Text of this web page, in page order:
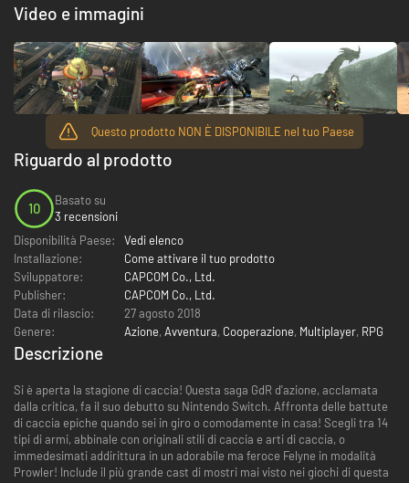
Questo prodotto NON È DISPONIBILE nel tuo Paese
Riguardo al prodotto
10
Basato su
3 recensioni
Disponibilità Paese:
Vedi elenco
Installazione:
Come attivare il tuo prodotto
Sviluppatore:
CAPCOM Co., Ltd.
Publisher:
CAPCOM Co., Ltd.
Data di rilascio:
27 agosto 2018
Genere:
Azione, Avventura, Cooperazione, Multiplayer, RPG
Video e immagini
Descrizione
Si è aperta la stagione di caccia! Questa saga GdR d'azione, acclamata
dalla critica, fa il suo debutto su Nintendo Switch. Affronta delle battute
di caccia epiche quando sei in giro o comodamente in casa! Scegli tra 14
tipi di armi, abbinale con originali stili di caccia e arti di caccia, o
immedesimati addirittura in un adorabile ma feroce Felyne in modalità
Prowler! Include il più grande cast di mostri mai visto nei giochi di questa